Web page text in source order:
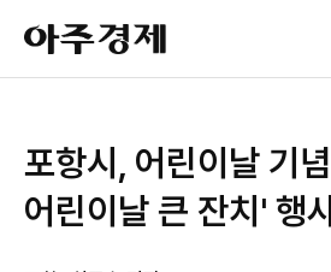
아
주
경
포항시, 어린이날 기
어린이날 큰 잔치' 행